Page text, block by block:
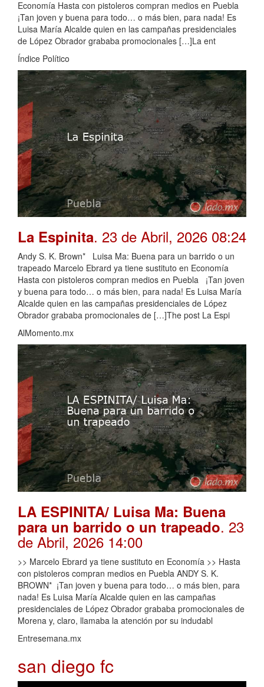
Economía Hasta con pistoleros compran medios en Puebla
¡Tan joven y buena para todo… o más bien, para nada! Es
Luisa María Alcalde quien en las campañas presidenciales
de López Obrador grababa promocionales […]La ent
Índice Político
La Espinita. 23 de Abril, 2026 08:24
Andy S. K. Brown* Luisa Ma: Buena para un barrido o un
trapeado Marcelo Ebrard ya tiene sustituto en Economía
Hasta con pistoleros compran medios en Puebla ¡Tan joven
y buena para todo… o más bien, para nada! Es Luisa María
Alcalde quien en las campañas presidenciales de López
Obrador grababa promocionales de […]The post La Espi
AlMomento.mx
LA ESPINITA/ Luisa Ma: Buena
para un barrido o un trapeado. 23
de Abril, 2026 14:00
>> Marcelo Ebrard ya tiene sustituto en Economía >> Hasta
con pistoleros compran medios en Puebla ANDY S. K.
BROWN* ¡Tan joven y buena para todo… o más bien, para
nada! Es Luisa María Alcalde quien en las campañas
presidenciales de López Obrador grababa promocionales de
Morena y, claro, llamaba la atención por su indudabl
Entresemana.mx
san diego fc